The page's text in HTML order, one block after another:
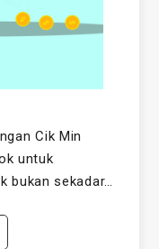
Cik Min
untuk
bukan sekadar…